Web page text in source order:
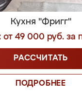
Кухня "Фригг"
от 49 000 руб. за
РАССЧИТАТЬ
ПОДРОБНЕЕ